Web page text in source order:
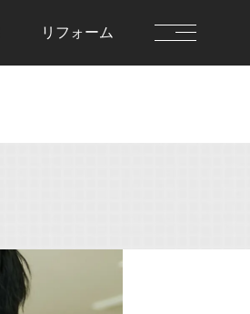
リフォーム
注文住宅